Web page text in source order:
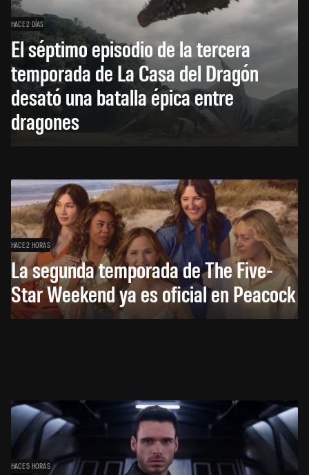
HACE 2 DÍAS
El séptimo episodio de la tercera
temporada de La Casa del Dragón
desató una batalla épica entre
dragones
HACE 2 HORAS
La segunda temporada de The Five-
Star Weekend ya es oficial en Peacock
HACE 5 HORAS